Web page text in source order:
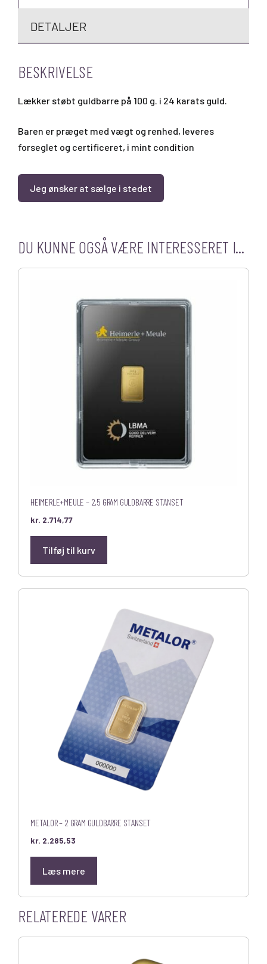
DETALJER
BESKRIVELSE
Lækker støbt guldbarre på 100 g. i 24 karats guld.
Baren er præget med vægt og renhed, leveres
forseglet og certificeret, i mint condition
Jeg ønsker at sælge i stedet
DU KUNNE OGSÅ VÆRE INTERESSERET I...
HEIMERLE+MEULE – 2,5 GRAM GULDBARRE STANSET
kr. 2.714,77
Tilføj til kurv
METALOR – 2 GRAM GULDBARRE STANSET
kr. 2.285,53
Læs mere
RELATEREDE VARER